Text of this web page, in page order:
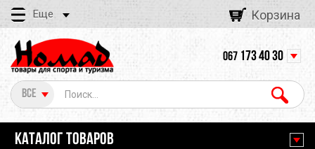
Еще Корзина
Все
067 173 40 30
КАТАЛОГ ТОВАРОВ